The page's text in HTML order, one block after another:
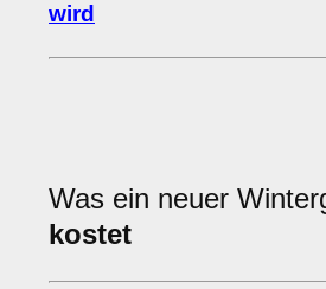
wird
Was ein neuer
kostet